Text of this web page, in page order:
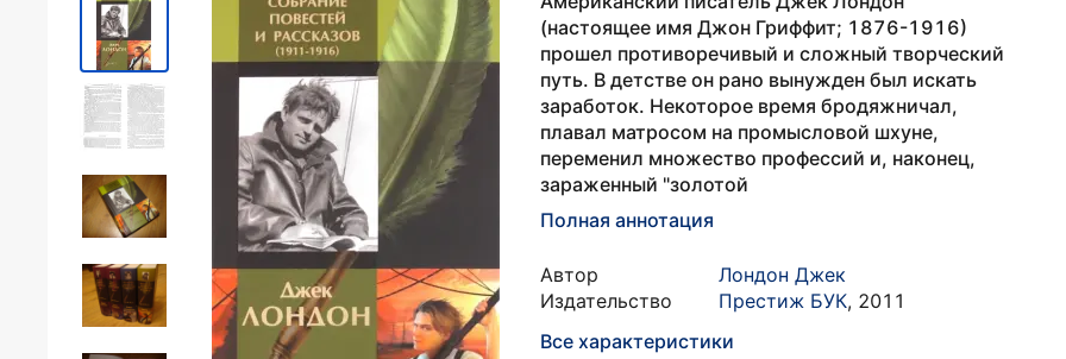
(настоящее имя Джон Гриффит; 1876-1916)
прошел противоречивый и сложный творческий
путь. В детстве он рано вынужден был искать
заработок. Некоторое время бродяжничал,
плавал матросом на промысловой шхуне,
переменил множество профессий и, наконец,
зараженный "золотой
Полная аннотация
Автор
Лондон Джек
Издательство
Престиж БУК, 2011
Все характеристики